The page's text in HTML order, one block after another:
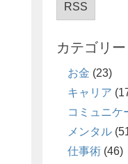
RSS
カテゴリー
お金 (23)
キャリア
コミュニケ
メンタル
仕事術 (46)